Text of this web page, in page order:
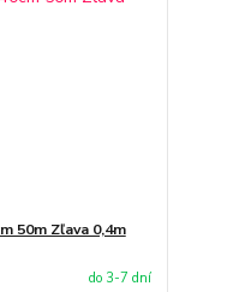
50m Zľava 0,4m
do 3-7 dní